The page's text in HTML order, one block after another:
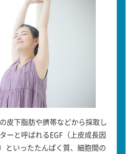
皮下脂肪や臍帯などから採取し
ーと呼ばれるEGF（上皮成長因
といったたんぱく質、細胞間の